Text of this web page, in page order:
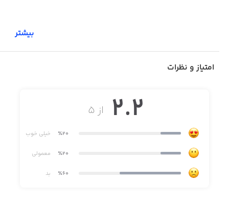
بیشتر
امتیاز و نظرات
از ۵ 2.2
٪20 خیلی خوب
٪20 معمولی
٪60 بد